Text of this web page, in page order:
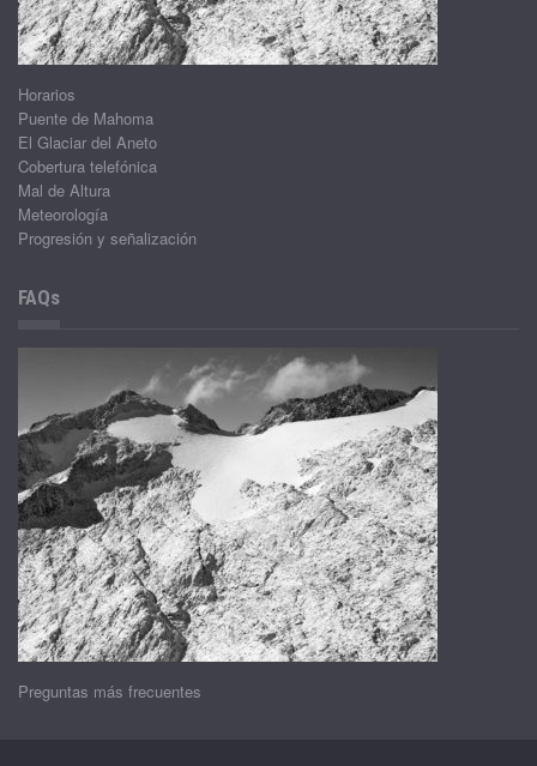
Horarios
Puente de Mahoma
El Glaciar del Aneto
Cobertura telefónica
Mal de Altura
Meteorología
Progresión y señalización
FAQs
Preguntas más frecuentes